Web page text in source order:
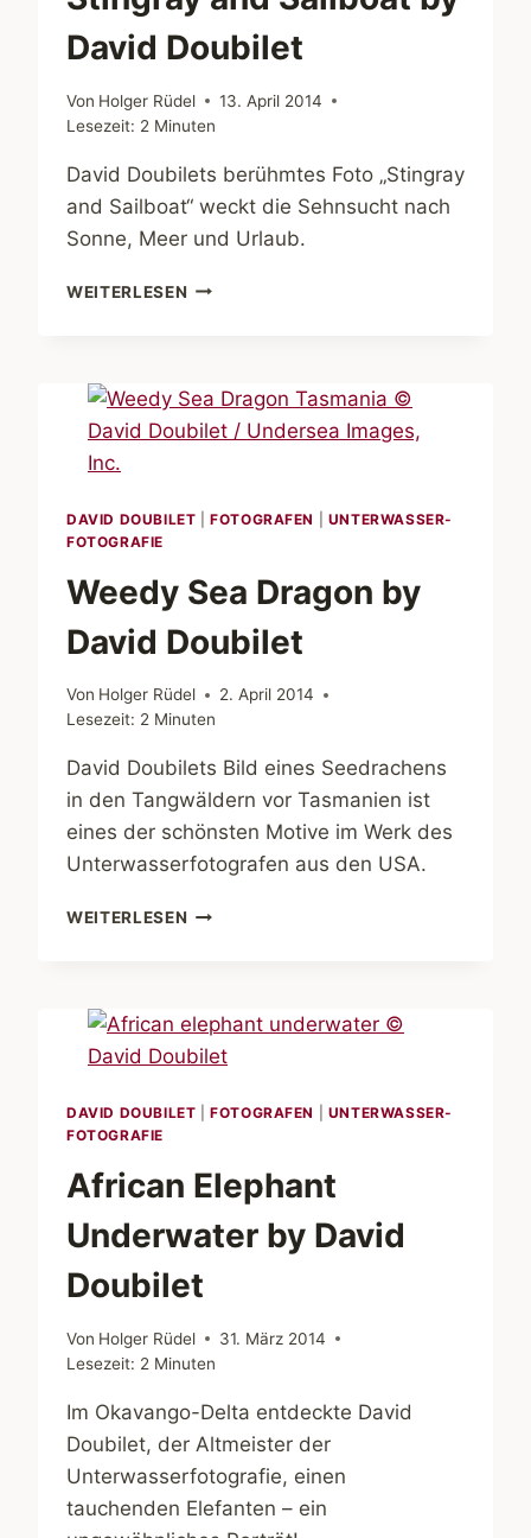
David Doubilet
Von Holger Rüdel
13. April 2014
Lesezeit: 2 Minuten
David Doubilets berühmtes Foto „Stingray
and Sailboat“ weckt die Sehnsucht nach
Sonne, Meer und Urlaub.
WEITERLESEN STINGRAY
DOUBILET
DAVID DOUBILET |FOTOGRAFEN
UNTERWASSER-
FOTOGRAFIE
Weedy Sea Dragon by
David Doubilet
Von Holger Rüdel
2. April 2014
Lesezeit: 2 Minuten
David Doubilets Bild eines Seedrachens
in den Tangwäldern vor Tasmanien ist
eines der schönsten Motive im Werk des
Unterwasserfotografen aus den USA.
WEITERLESEN WEEDY
DAVID
DOUBILET
DAVID DOUBILET |FOTOGRAFEN
UNTERWASSER-
FOTOGRAFIE
African Elephant
Underwater by David
Doubilet
Von Holger Rüdel
31. März 2014
Lesezeit: 2 Minuten
Im Okavango-Delta entdeckte David
Doubilet, der Altmeister der
Unterwasserfotografie, einen
tauchenden Elefanten – ein